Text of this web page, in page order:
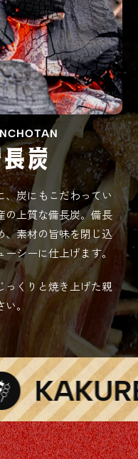
炭
炭にもこだわってい
の上質な備長炭。備長
、素材の旨味を閉じ込
シーに仕上げます。
っくりと焼き上げた親
。